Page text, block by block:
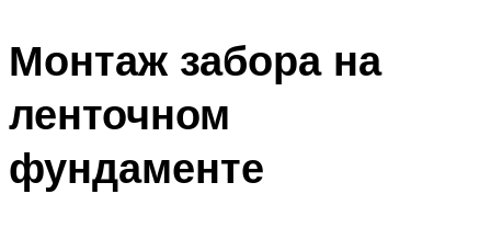
Монтаж забора на
ленточном
фундаменте